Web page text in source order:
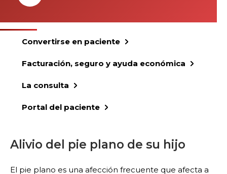
Convertirse en paciente
Facturación, seguro y ayuda económica
La consulta
Portal del paciente
Alivio del pie plano de su hijo
El pie plano es una afección frecuente que afecta a